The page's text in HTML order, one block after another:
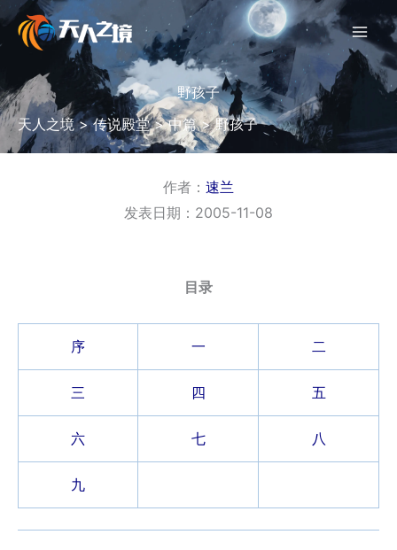
跳
容
野孩子
天人之境>传说殿堂>中篇>野孩子
作者： 速兰
发表日期：2005-11-08
目录
序 一 二
三 四 五
六 七 八
九